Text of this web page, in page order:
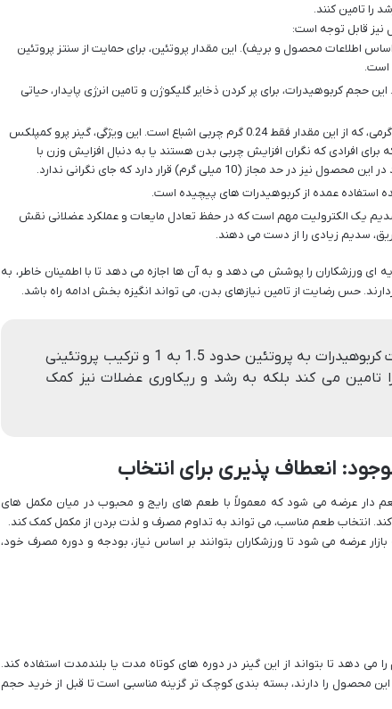
را تامین کنند.
نیز قابل توجه است:
سروینگ 165 گرمی (بر اساس اطلاعات محصول و بریف). این مقدار پروتئین، برای حمایت از سنتز پروتئین
است.
هر سروینگ 165 گرمی. این حجم کربوهیدرات، برای پر کردن ذخایر گلیکوژن و تامین انرژی پایدار، حیاتی
تنها 1.23 گرم چربی در هر سروینگ 165 گرمی، که از این مقدار فقط 0.24 گرم چربی اشباع است. این ویژگی، گینر پرو کمپلکس
افرادی که نگران افزایش چربی بدن هستند یا به دنبال افزایش وزن با
(10 میلی گرم) قرار دارد که جای نگرانی ندارد.
سدیم یک الکترولیت مهم است که در حفظ تعادل مایعات و عملکرد عضلانی نقش
سدیم زیادی را از دست می دهند.
ای ورزشکاران را پوشش می دهد و به آن ها اجازه می دهد تا با اطمینان خاطر، به
حس رضایت از تامین نیازهای بدن، می تواند انگیزه بخش ادامه راه باشد.
گینر پرو کمپلکس دوبیس با نسبت کربوهیدرات به پروتئین حدود 1.5 به 1 و ترکیب پروتئینی
را تامین می کند بلکه به رشد و ریکاوری عضلات نیز کمک
انعطاف پذیری برای انتخاب
دار عرضه می شود که معمولاً با طعم های رایج و محبوب در میان مکمل های
کند. انتخاب طعم مناسب، می تواند به تداوم مصرف و لذت بردن از مکمل کمک کند.
عرضه می شود تا ورزشکاران بتوانند بر اساس نیاز، بودجه و دوره مصرف خود،
می دهد تا بتواند از این گینر در دوره های کوتاه مدت یا بلندمدت استفاده کند.
این محصول را دارند، بسته بندی کوچک تر گزینه مناسبی است تا قبل از خرید حجم